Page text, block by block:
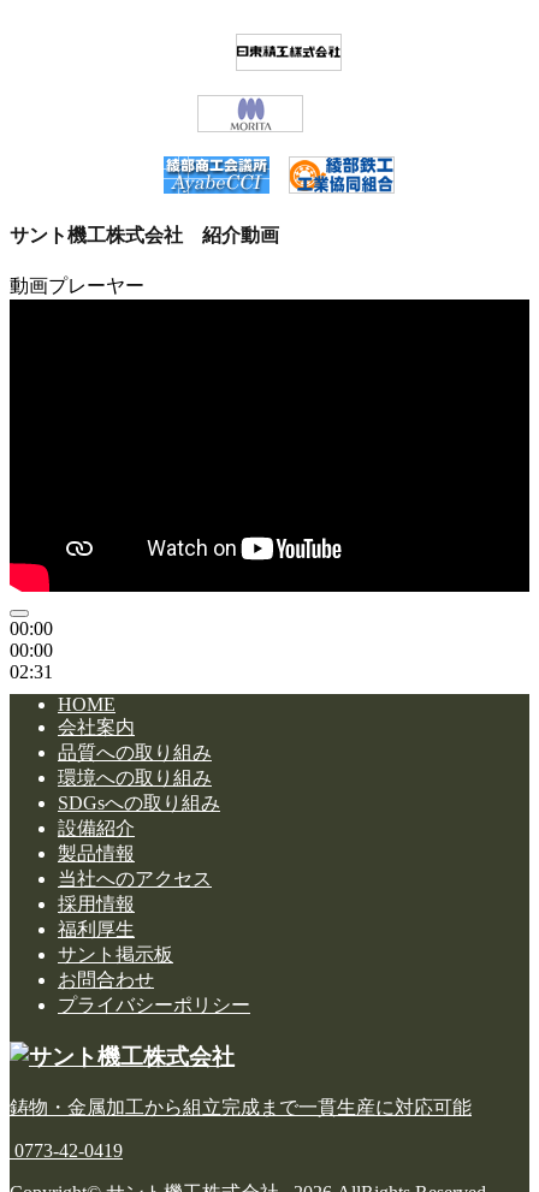
サント機工株式会社 紹介動画
動画プレーヤー
00:00
00:00
02:31
HOME
会社案内
品質への取り組み
環境への取り組み
SDGsへの取り組み
設備紹介
製品情報
当社へのアクセス
採用情報
福利厚生
サント掲示板
お問合わせ
プライバシーポリシー
鋳物・金属加工から組立完成まで一貫生産に対応可能
0773-42-0419